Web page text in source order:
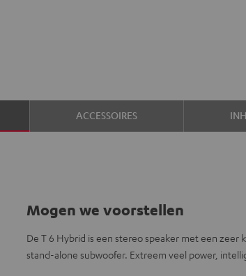
ACCESSOIRES
Mogen we voorstellen
De T 6 Hybrid is een stereo speaker met een
stand-alone subwoofer. Extreem veel power,